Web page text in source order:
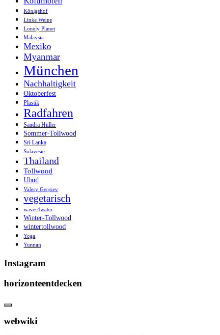
Königshof
Linke Weine
Lonely Planet
Malaysia
Mexiko
Myanmar
München
Nachhaltigkeit
Oktoberfest
Plastik
Radfahren
Sandra Hüller
Sommer-Tollwood
Sri Lanka
Sulavesie
Thailand
Tollwood
Ubud
Valery Gergiev
vegetarisch
waves4water
Winter-Tollwood
wintertollwood
Yoga
Yunnan
Instagram
horizonteentdecken
webwiki